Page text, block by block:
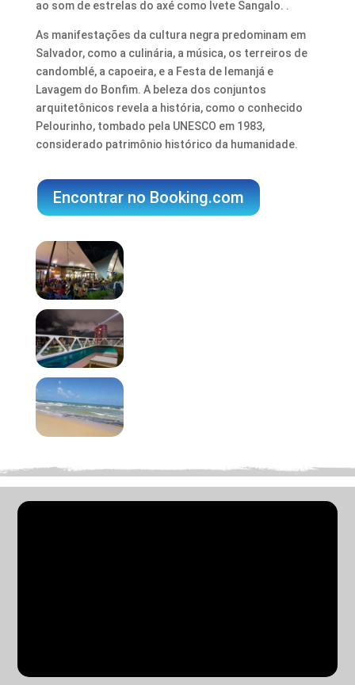
ao som de estrelas do axé como Ivete Sangalo. .
As manifestações da cultura negra predominam em
Salvador, como a culinária, a música, os terreiros de
candomblé, a capoeira, e a Festa de Iemanjá e
Lavagem do Bonfim. A beleza dos conjuntos
arquitetônicos revela a história, como o conhecido
Pelourinho, tombado pela UNESCO em 1983,
considerado patrimônio histórico da humanidade.
Encontrar no Booking.com